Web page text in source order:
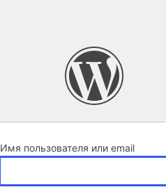
Имя пользователя или email